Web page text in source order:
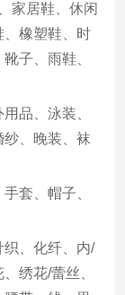
家居鞋、休闲
、橡塑鞋、时
子、雨鞋、
品、泳装、
、晚装、袜
套、帽子、
、化纤、内/
绣花/蕾丝、